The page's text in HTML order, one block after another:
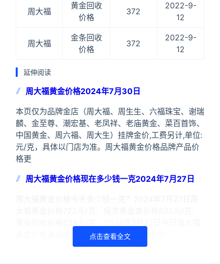
周大福
黄金回收
价格
372
2022-9-
12
周大福
金条回收
价格
372
2022-9-
12
延伸阅读
周大福黄金价格2024年7月30日
本页仅为品牌金店（周大福、周生生、六福珠宝、谢瑞
麟、金至尊、潮宏基、老凤祥、老庙黄金、菜百首饰、
中国黄金、周六福、周大生）挂牌金价,工费另计,单位:
元/克，具体以门店为准。周大福黄金价格品牌产品价
格更
周大福黄金价格现在多少钱一克2024年7月27日
黄金价格表品牌品种价格纯度周大福黄金价
点击查看全文